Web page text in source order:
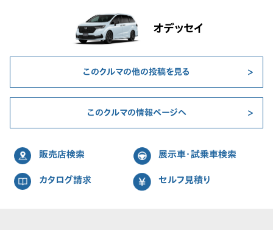
オデッセイ
このクルマの他の投稿を見る
このクルマの情報ページへ
販売店検索 展示車・試乗車検索
カタログ請求 セルフ見積り